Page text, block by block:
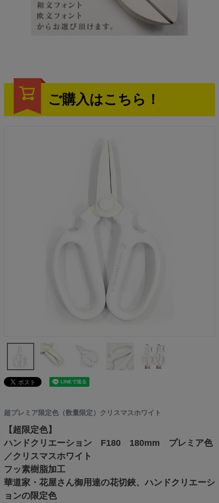
ご購入はこちら！
超プレミア限定色（数量限定）クリスマスホワイト
【超限定色】
ハンドクリエーション F180 180mm プレミア色
／クリスマスホワイト
フッ素樹脂加工
華道家・花屋さん御用達の花切鋏、ハンドクリエーシ
ョンの限定色